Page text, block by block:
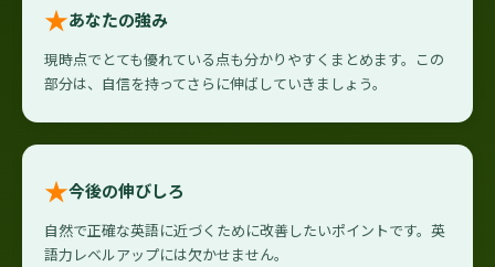
★あなたの強み
現時点でとても優れている点も分かりやすくまとめます。この
部分は、自信を持ってさらに伸ばしていきましょう。
★今後の伸びしろ
自然で正確な英語に近づくために改善したいポイントです。英
語力レベルアップには欠かせません。